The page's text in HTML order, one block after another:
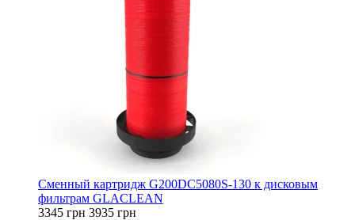
Сменный картридж G200DС5080S-130 к дисковым
фильтрам GLACLEAN
3345 грн 3935 грн